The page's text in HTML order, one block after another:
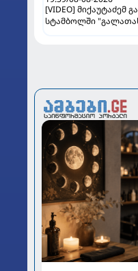
[VIDEO] მიქაუტაძემ
სტამბოლში